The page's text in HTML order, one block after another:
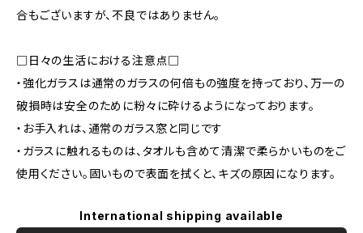
合もございますが、不良ではありません。
□日々の生活における注意点□
・強化ガラスは通常のガラスの何倍もの強度を持っており、万一の
破損時は安全のために粉々に砕けるようになっております。
・お手入れは、通常のガラス窓と同じです
・ガラスに触れるものは、タオルも含めて清潔で柔らかいものをご
使用ください。固いもので表面を拭くと、キズの原因になります。
International shipping available